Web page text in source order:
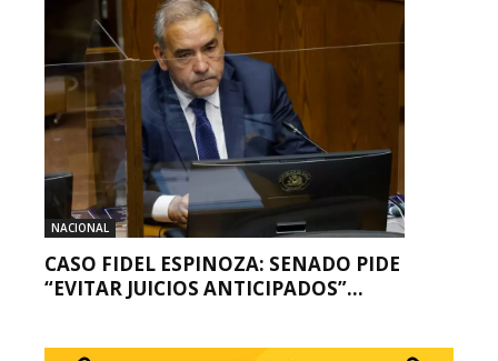
NACIONAL
CASO FIDEL ESPINOZA: SENADO PIDE
“EVITAR JUICIOS ANTICIPADOS”...